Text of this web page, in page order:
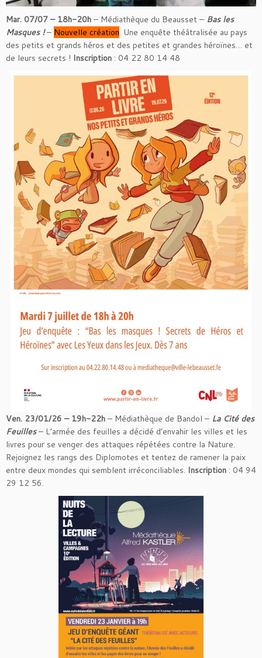
Mar. 07/07 – 18h-20h – Médiathèque du Beausset – Bas les
Masques !– Nouvelle création. Une enquête théâtralisée au pays
des petits et grands héros et des petites et grandes héroïnes… et
de leurs secrets ! Inscription : 04 22 80 14 48
Ven. 23/01/26 – 19h-22h – Médiathèque de Bandol – La Cité des
Feuilles– L’armée des feuilles a décidé d’envahir les villes et les
livres pour se venger des attaques répétées contre la Nature.
Rejoignez les rangs des Diplomotes et tentez de ramener la paix
entre deux mondes qui semblent irréconciliables. Inscription : 04 94
29 12 56.